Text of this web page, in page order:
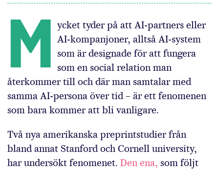
M ycket tyder på att AI-partners eller
AI-kompanjoner, alltså AI-system
som är designade för att fungera
som en social relation man
återkommer till och där man samtalar med
samma AI-persona över tid – är ett fenomenen
som bara kommer att bli vanligare.
Två nya amerikanska preprintstudier från
bland annat Stanford och Cornell university,
har undersökt fenomenet. Den ena, som följt